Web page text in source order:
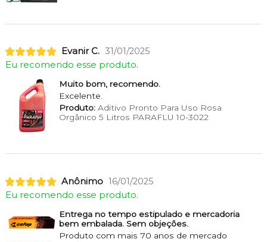
Evanir C. 31/01/2025
Eu recomendo esse produto.
Muito bom, recomendo.
Excelente.
Produto:Aditivo Pronto Para Uso Rosa
Orgânico 5 Litros PARAFLU 10-3022
Anônimo 16/01/2025
Eu recomendo esse produto.
Entrega no tempo estipulado e mercadoria
bem embalada. Sem objeções.
Produto com mais 70 anos de mercado